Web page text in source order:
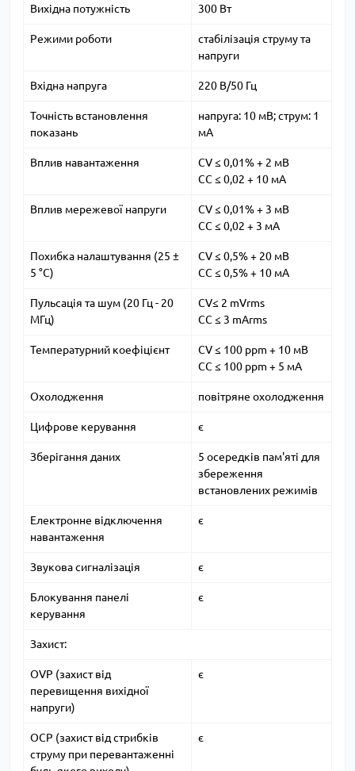
Вихідна потужність 300 Вт
Режими роботи
стабілізація струму та
напруги
Вхідна напруга 220 В/50 Гц
Точність встановлення
показань
напруга: 10 мВ;струм: 1
мA
Вплив навантаження
CV ≤ 0,01% + 2 мВ
CC ≤ 0,02 + 10 мА
Вплив мережевої напруги
CV ≤ 0,01% + 3 мВ
CC ≤ 0,02 + 3 мА
Похибка налаштування (25 ±
5 °C)
CV ≤ 0,5% + 20 мВ
CC ≤ 0,5% + 10 мА
Пульсація та шум (20 Гц - 20
МГц)
CV≤ 2 mVrms
CC ≤ 3 mArms
Температурний коефіцієнт
CV ≤ 100 ppm + 10 мВ
CC ≤ 100 ppm + 5 мА
Охолодження повітряне охолодження
Цифрове керування є
Зберігання даних
5 осередків пам'яті для
збереження
встановлених режимів
Електронне відключення
навантаження
є
Звукова сигналізація є
Блокування панелі
керування
є
Захист:
OVP (захист від
перевищення вихідної
напруги)
є
OCP (захист від стрибків
струму при перевантаженні
є